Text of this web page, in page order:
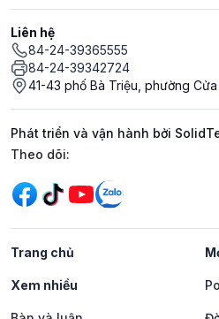
Liên hệ
84-24-39365555
84-24-39342724
41-43 phố Bà Triệu, phường Cửa
Phát triển và vận hành bởi
Mạng xã hội
Theo dõi:
Trang chủ
Xem nhiều